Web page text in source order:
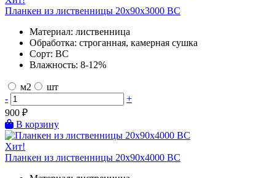
Планкен из лиственницы 20х90х3000 BC
Материал: лиственница
Обработка: строганная, камерная сушка
Сорт: BC
Влажность: 8-12%
м2
шт
-
+
900 ₽
В корзину
Хит!
Планкен из лиственницы 20х90х4000 BC